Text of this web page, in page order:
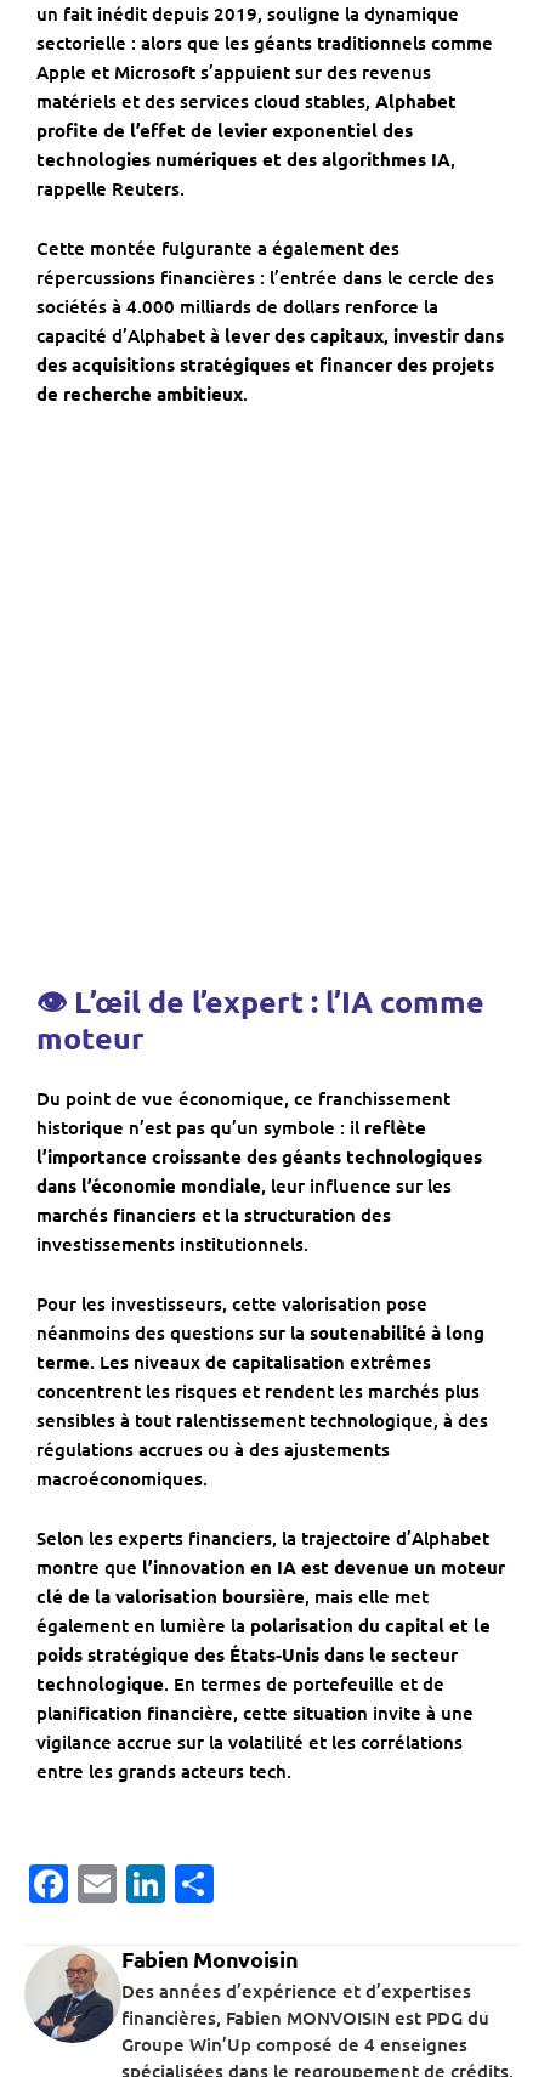
un fait inédit depuis 2019, souligne la dynamique
sectorielle : alors que les géants traditionnels comme
Apple et Microsoft s’appuient sur des revenus
matériels et des services cloud stables, Alphabet
profite de l’effet de levier exponentiel des
technologies numériques et des algorithmes IA,
rappelle Reuters.
Cette montée fulgurante a également des
répercussions financières : l’entrée dans le cercle des
sociétés à 4.000 milliards de dollars renforce la
capacité d’Alphabet à lever des capitaux, investir dans
des acquisitions stratégiques et financer des projets
de recherche ambitieux.
👁 L’œil de l’expert : l’IA comme
moteur
Du point de vue économique, ce franchissement
historique n’est pas qu’un symbole : il reflète
l’importance croissante des géants technologiques
dans l’économie mondiale, leur influence sur les
marchés financiers et la structuration des
investissements institutionnels.
Pour les investisseurs, cette valorisation pose
néanmoins des questions sur la soutenabilité à long
terme. Les niveaux de capitalisation extrêmes
concentrent les risques et rendent les marchés plus
sensibles à tout ralentissement technologique, à des
régulations accrues ou à des ajustements
macroéconomiques.
Selon les experts financiers, la trajectoire d’Alphabet
montre que l’innovation en IA est devenue un moteur
clé de la valorisation boursière, mais elle met
également en lumière la polarisation du capital et le
poids stratégique des États-Unis dans le secteur
technologique. En termes de portefeuille et de
planification financière, cette situation invite à une
vigilance accrue sur la volatilité et les corrélations
entre les grands acteurs tech.
Facebook
EmailLinkedIn
Fabien Monvoisin
Des années d’expérience et d’expertises
financières, Fabien MONVOISIN est PDG du
Groupe Win’Up composé de 4 enseignes
spécialisées dans le regroupement de crédits,